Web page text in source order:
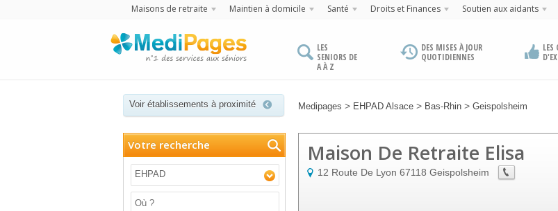
Maisons de retraite Maintien à domicile Santé Droits et Finances Soutien aux aidants
LES
SENIORS DE
A À Z
DES MISES À JOUR
QUOTIDIENNES
LES
Voir établissements à proximité Medipages > EHPAD Alsace > Bas-Rhin > Geispolsheim
Votre recherche
EHPAD
Maison De Retraite Elisa
12 Route De Lyon 67118 Geispolsheim